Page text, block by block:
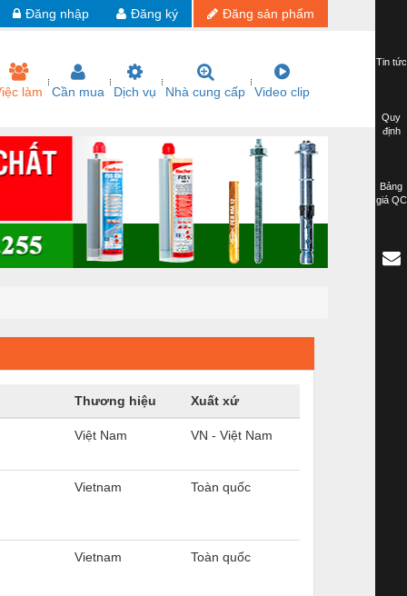
Đăng sản phẩm
Đăng ký
Đăng nhập
làm Cần mua Dịch vụ Nhà cung cấp Video clip
Thương hiệu Xuất xứ
Việt Nam VN - Việt Nam
Vietnam Toàn quốc
Vietnam Toàn quốc
Tin tức
Quy
định
Bảng
giá QC